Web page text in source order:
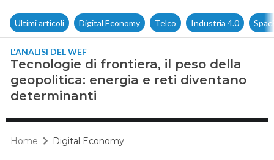
Ultimi articoli Digital Economy Telco Industria 4.0
L'ANALISI DEL WEF
Tecnologie di frontiera, il peso della
geopolitica: energia e reti diventano
determinanti
Home Digital Economy